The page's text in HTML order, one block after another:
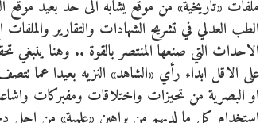
ملفات «تاريخية» من موقع يشابه الى حد بعيد موقع
الطب العدلي في تشريح الشهادات والتقارير
الاحداث التي صنعها المنتصر بالقوة .. وهنا ينبغي
على الاقل ابداء رأي «الشاهد» النزيه بعيدا عما
او البصرية من تحيزات واختلاقات ومفبركات